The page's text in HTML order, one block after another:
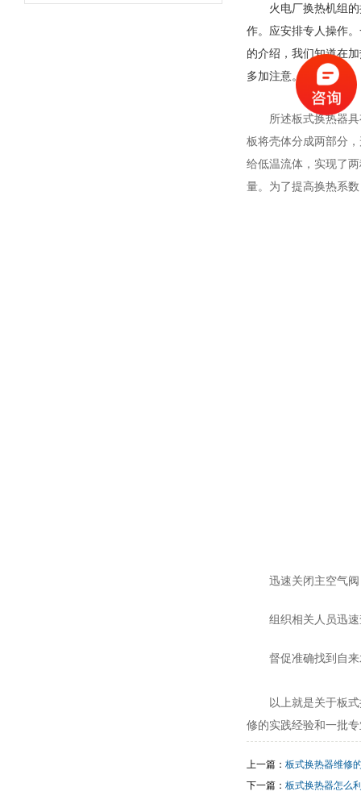
火电厂换热机组
作。 应安排专人操作
的介绍，我们知道在
多加注意。
所述板式换热器
板将壳体分成两部分
给低温流体，实现了
量。为了提高换热系
迅速关闭主空气
组织相关人员迅
督促准确找到自
以上就是关于板
修的实践经验和一批
上一篇： 板式换热器维修
下一篇： 板式换热器怎么